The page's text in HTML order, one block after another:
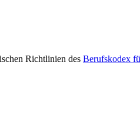
Richtlinien des Berufskodex